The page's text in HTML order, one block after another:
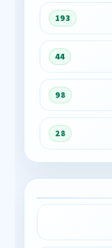
193
44
98
28